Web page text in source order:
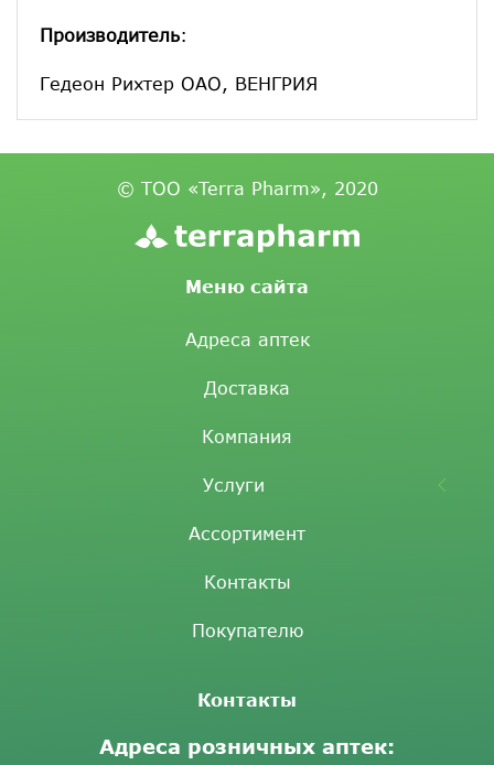
Производитель:
Гедеон Рихтер ОАО, ВЕНГРИЯ
© ТОО «Terra Pharm», 2020
Меню сайта
Адреса аптек
Доставка
Компания
Услуги
Ассортимент
Контакты
Покупателю
Контакты
Адреса розничных аптек: